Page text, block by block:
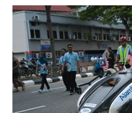
Ventajas
barredoras
viales